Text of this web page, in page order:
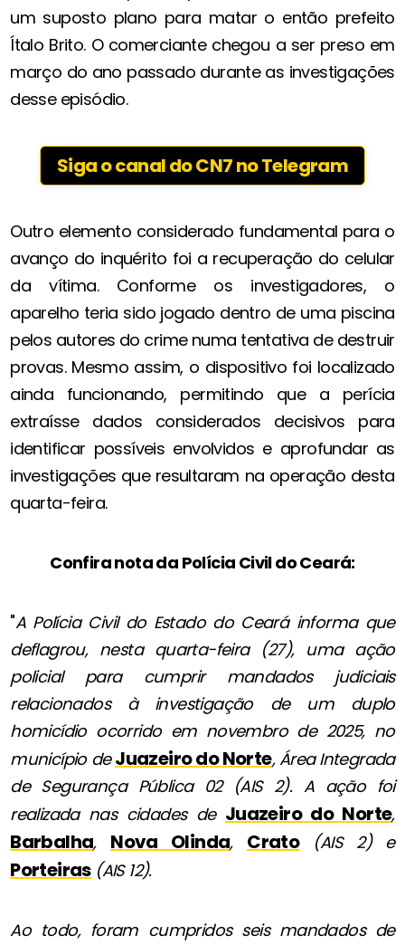
um suposto plano para matar o então prefeito
Ítalo Brito. O comerciante chegou a ser preso em
março do ano passado durante as investigações
desse episódio.
Siga o canal do CN7 no Telegram
Outro elemento considerado fundamental para o
avanço do inquérito foi a recuperação do celular
da vítima. Conforme os investigadores, o
aparelho teria sido jogado dentro de uma piscina
pelos autores do crime numa tentativa de destruir
provas. Mesmo assim, o dispositivo foi localizado
ainda funcionando, permitindo que a perícia
extraísse dados considerados decisivos para
identificar possíveis envolvidos e aprofundar as
investigações que resultaram na operação desta
quarta-feira.
Confira nota da Polícia Civil do Ceará:
"A Polícia Civil do Estado do Ceará informa que
deflagrou, nesta quarta-feira (27), uma ação
policial para cumprir mandados judiciais
relacionados à investigação de um duplo
homicídio ocorrido em novembro de 2025, no
município deJuazeiro do Norte, Área Integrada
de Segurança Pública 02 (AIS 2). A ação foi
realizada nas cidades de Juazeiro do Norte,
Barbalha, Nova Olinda, Crato(AIS 2) e
Porteiras(AIS 12).
Ao todo, foram cumpridos seis mandados de